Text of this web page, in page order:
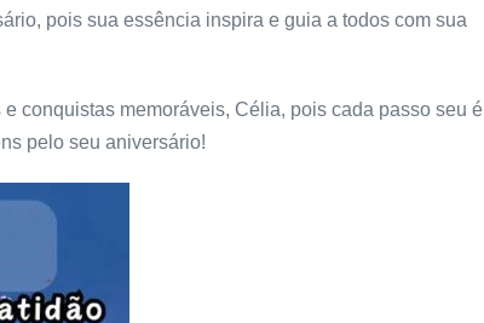
pois sua essência inspira e guia a todos com sua
conquistas memoráveis, Célia, pois cada passo seu é
pelo seu aniversário!